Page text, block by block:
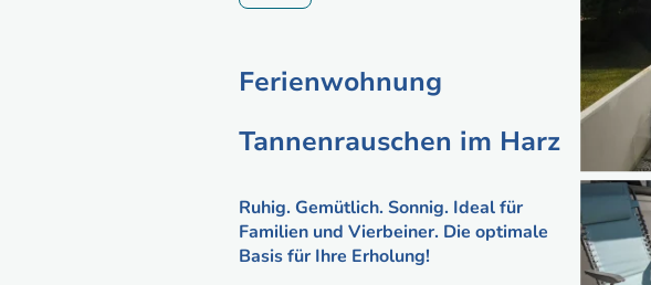
Ferienwohnung
Tannenrauschen im Harz
Ruhig. Gemütlich. Sonnig. Ideal für
Familien und Vierbeiner. Die optimale
Basis für Ihre Erholung!